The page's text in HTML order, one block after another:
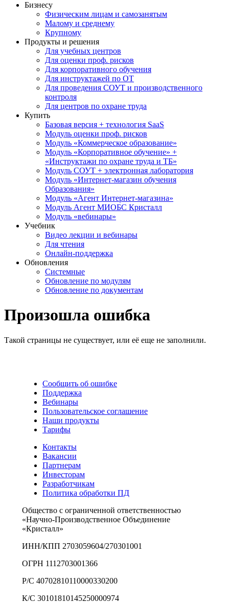
Бизнесу
Физическим лицам и самозанятым
Малому и среднему
Крупному
Продукты и решения
Для учебных центров
Для оценки проф. рисков
Для корпоративного обучения
Для инструктажей по ОТ
Для проведения СОУТ и производственного
контроля
Для центров по охране труда
Купить
Базовая версия + технология SaaS
Модуль оценки проф. рисков
Модуль «Коммерческое образование»
Модуль «Корпоративное обучение» +
«Инструктажи по охране труда и ТБ»
Модуль СОУТ + электронная лаборатория
Модуль «Интернет-магазин обучения
Образования»
Модуль «Агент Интернет-магазина»
Модуль Агент МИОБС Кристалл
Модуль «вебинары»
Учебник
Видео лекции и вебинары
Для чтения
Онлайн-поддержка
Обновления
Системные
Обновление по модулям
Обновление по документам
Произошла ошибка
Такой страницы не существует, или её еще не заполнили.
Сообщить об ошибке
Поддержка
Вебинары
Пользовательское соглашение
Наши продукты
Тарифы
Контакты
Вакансии
Партнерам
Инвесторам
Разработчикам
Политика обработки ПД
Общество с ограниченной ответственностью
«Научно-Производственное Объединение
«Кристалл»
ИНН/КПП 2703059604/270301001
ОГРН 1112703001366
Р/С 40702810110000330200
К/С 30101810145250000974